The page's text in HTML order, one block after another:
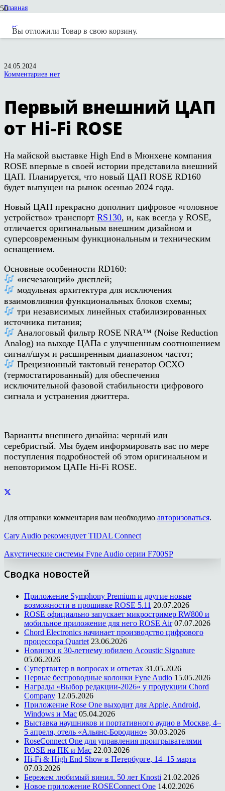
Вы отложили Товар в свою корзину.
Главная
Новости вендоров
Первый внешний ЦАП от Hi-Fi ROSE
24.05.2024
Комментариев нет
Первый внешний ЦАП
от Hi-Fi ROSE
На майской выставке High End в Мюнхене компания
ROSE впервые в своей истории представила внешний
ЦАП. Планируется, что новый ЦАП ROSE RD160
будет выпущен на рынок осенью 2024 года.
Новый ЦАП прекрасно дополнит цифровое «головное
устройство» транспорт RS130, и, как всегда у ROSE,
отличается оригинальным внешним дизайном и
суперсовременным функциональным и техническим
оснащением.
Основные особенности RD160:
«исчезающий» дисплей;
модульная архитектура для исключения
взаимовлияния функциональных блоков схемы;
три независимых линейных стабилизированных
источника питания;
Аналоговый фильтр ROSE NRA™ (Noise Reduction
Analog) на выходе ЦАПа с улучшенным соотношением
сигнал/шум и расширенным диапазоном частот;
Прецизионный тактовый генератор OCXO
(термостатированный) для обеспечения
исключительной фазовой стабильности цифрового
сигнала и устранения джиттера.
Варианты внешнего дизайна: черный или
серебристый. Мы будем информировать вас по мере
поступления подробностей об этом оригинальном и
неповторимом ЦАПе Hi-Fi ROSE.
Для отправки комментария вам необходимо авторизоваться.
Cary Audio рекомендует TIDAL Connect
Акустические системы Fyne Audio серии F700SP
Сводка новостей
Приложение Symphony Premium и другие новые
возможности в прошивке ROSE 5.11 20.07.2026
ROSE официально запускает микростример RW800 и
мобильное приложение для него ROSE Air 07.07.2026
Chord Electronics начинает производство цифрового
процессора Quartet 23.06.2026
Новинки к 30-летнему юбилею Acoustic Signature
05.06.2026
Супертвитер в вопросах и ответах 31.05.2026
Первые беспроводные колонки Fyne Audio 15.05.2026
Награды «Выбор редакции-2026» у продукции Chord
Company 12.05.2026
Приложение Rose One выходит для Apple, Android,
Windows и Mac 05.04.2026
Выставка наушников и портативного аудио в Москве, 4–
5 апреля, отель «Альянс-Бородино» 30.03.2026
RoseConnect One для управления проигрывателями
ROSE на ПК и Mac 22.03.2026
Hi-Fi & High End Show в Петербурге, 14–15 марта
07.03.2026
Бережем любимый винил. 50 лет Knosti 21.02.2026
Новое приложение ROSEConnect One 14.02.2026